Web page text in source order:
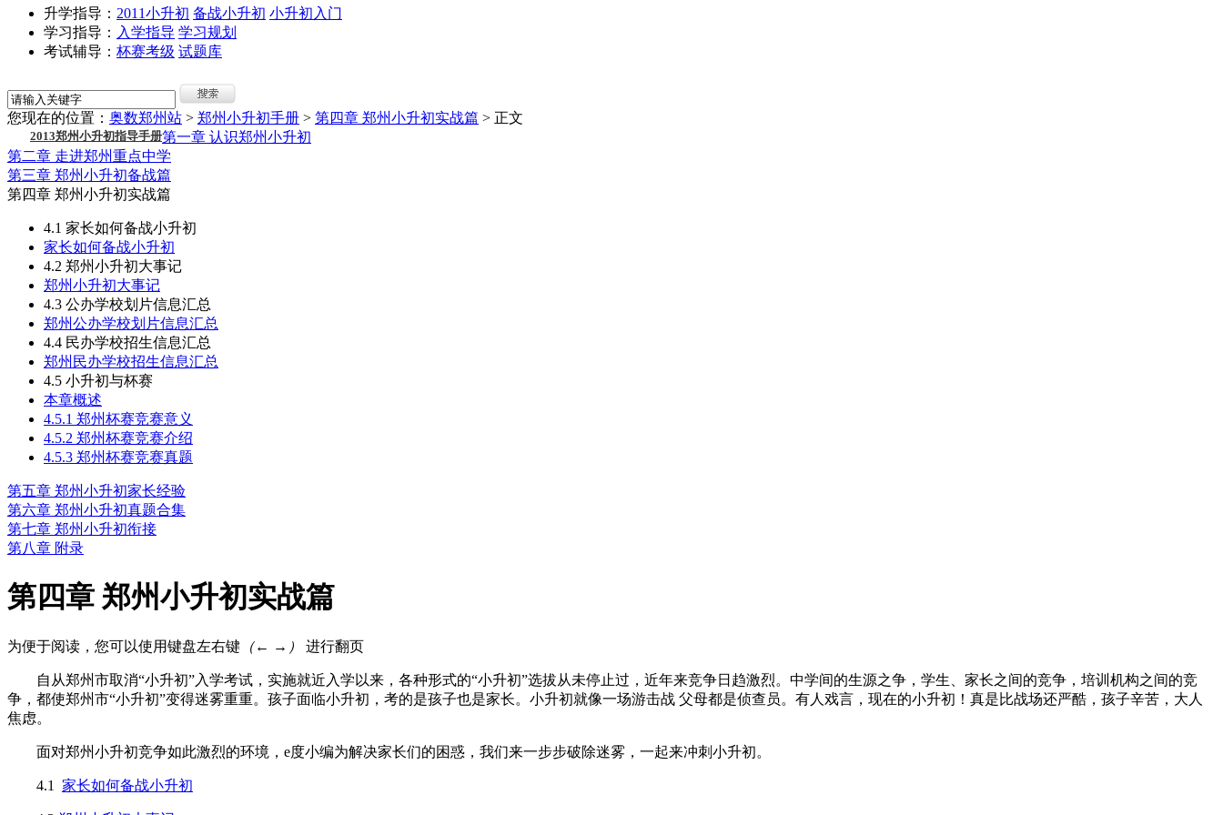
升学指导： 2011小升初 备战小升初 小升初入门
学习指导： 入学指导 学习规划
考试辅导： 杯赛考级 试题库
您现在的位置： 奥数郑州站 > 郑州小升初手册 > 第四章 郑州小升初实战篇 > 正文
2013郑州小升初指导手册第一章 认识郑州小升初
第二章 走进郑州重点中学
第三章 郑州小升初备战篇
第四章 郑州小升初实战篇
4.1 家长如何备战小升初
家长如何备战小升初
4.2 郑州小升初大事记
郑州小升初大事记
4.3 公办学校划片信息汇总
郑州公办学校划片信息汇总
4.4 民办学校招生信息汇总
郑州民办学校招生信息汇总
4.5 小升初与杯赛
本章概述
4.5.1 郑州杯赛竞赛意义
4.5.2 郑州杯赛竞赛介绍
4.5.3 郑州杯赛竞赛真题
第五章 郑州小升初家长经验
第六章 郑州小升初真题合集
第七章 郑州小升初衔接
第八章 附录
第四章 郑州小升初实战篇
为便于阅读，您可以使用键盘左右键 （← →） 进行翻页
自从郑州市取消“小升初”入学考试，实施就近入学以来，各种形式的“小升初”选拔从未停止过，近年来竞争日趋激烈。中学间的生源之争，学生、家长之间的竞争，培训机构之间的竞
争，都使郑州市“小升初”变得迷雾重重。孩子面临小升初，考的是孩子也是家长。小升初就像一场游击战 父母都是侦查员。有人戏言，现在的小升初！真是比战场还严酷，孩子辛苦，大人
焦虑。
面对郑州小升初竞争如此激烈的环境，e度小编为解决家长们的困惑，我们来一步步破除迷雾，一起来冲刺小升初。
4.1 家长如何备战小升初